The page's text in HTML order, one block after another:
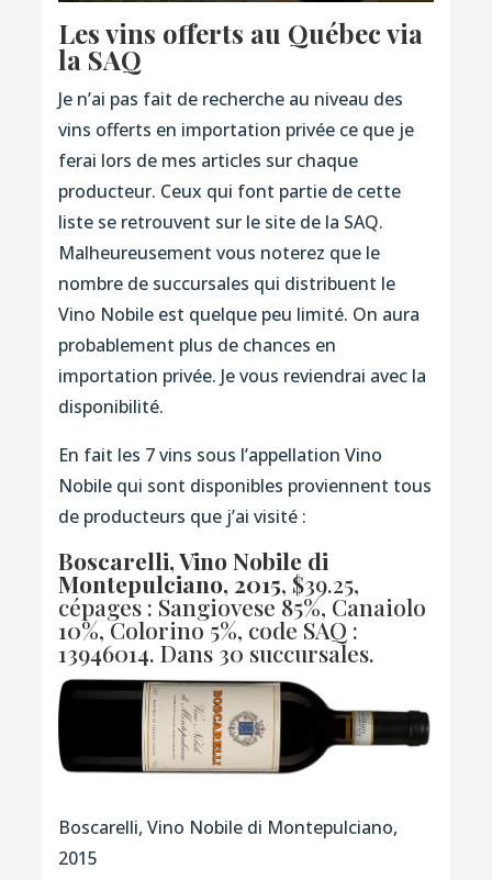
Les vins offerts au Québec via
la SAQ
Je n’ai pas fait de recherche au niveau des
vins offerts en importation privée ce que je
ferai lors de mes articles sur chaque
producteur. Ceux qui font partie de cette
liste se retrouvent sur le site de la SAQ.
Malheureusement vous noterez que le
nombre de succursales qui distribuent le
Vino Nobile est quelque peu limité. On aura
probablement plus de chances en
importation privée. Je vous reviendrai avec la
disponibilité.
En fait les 7 vins sous l’appellation Vino
Nobile qui sont disponibles proviennent tous
de producteurs que j’ai visité :
Boscarelli, Vino Nobile di
Montepulciano, 2015, $39.25,
cépages : Sangiovese 85%, Canaiolo
10%, Colorino 5%, code SAQ :
13946014. Dans 30 succursales.
Boscarelli, Vino Nobile di Montepulciano,
2015